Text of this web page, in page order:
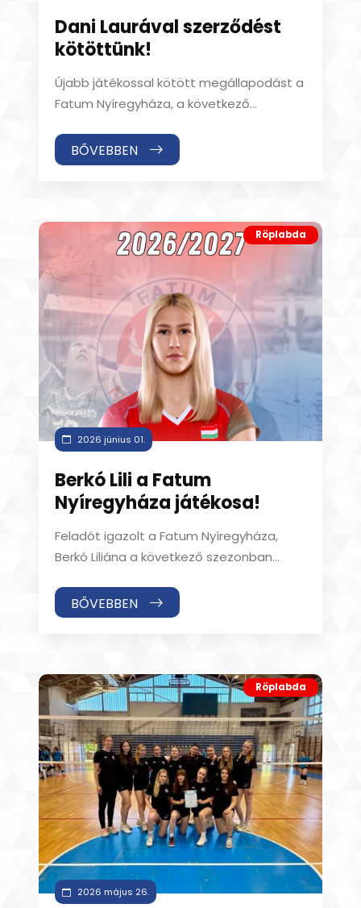
Dani Laurával szerződést
kötöttünk!
Újabb játékossal kötött megállapodást a
Fatum Nyíregyháza, a következő
183 cm magas fe
BŐVEBBEN
Röplabda
2026 június 01.
Berkó Lili a Fatum
Nyíregyháza játékosa!
Feladót igazolt a Fatum Nyíregyháza,
Berkó Liliána a következő szezonban
röplabdázó 23 éves
BŐVEBBEN
Röplabda
2026 május 26.